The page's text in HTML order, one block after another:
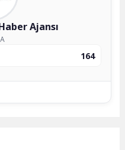
Ajansı
164